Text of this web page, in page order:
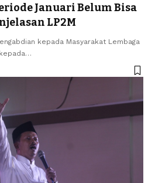
Januari Belum Bisa
LP2M
kepada Masyarakat Lembaga